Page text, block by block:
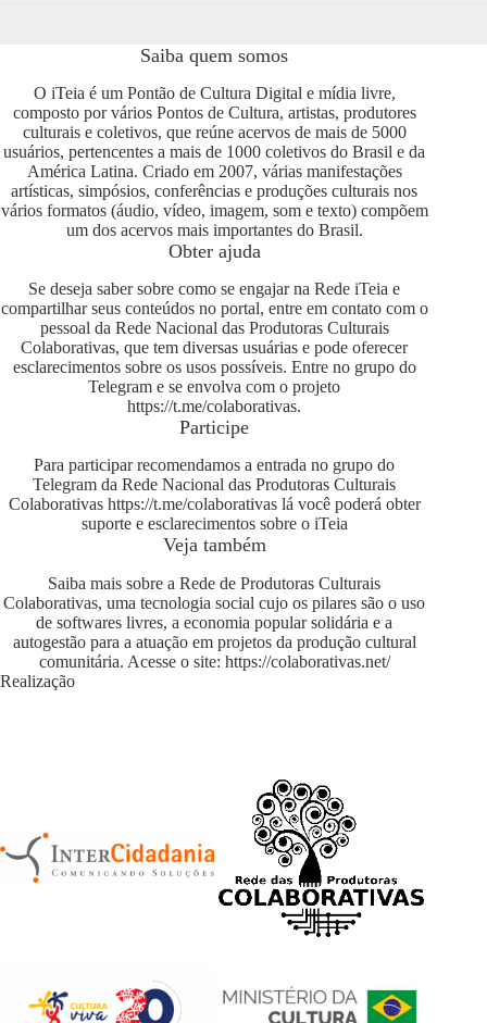
Saiba quem somos
O iTeia é um Pontão de Cultura Digital e mídia livre,
composto por vários Pontos de Cultura, artistas, produtores
culturais e coletivos, que reúne acervos de mais de 5000
usuários, pertencentes a mais de 1000 coletivos do Brasil e da
América Latina. Criado em 2007, várias manifestações
artísticas, simpósios, conferências e produções culturais nos
vários formatos (áudio, vídeo, imagem, som e texto) compõem
um dos acervos mais importantes do Brasil.
Obter ajuda
Se deseja saber sobre como se engajar na Rede iTeia e
compartilhar seus conteúdos no portal, entre em contato com o
pessoal da Rede Nacional das Produtoras Culturais
Colaborativas, que tem diversas usuárias e pode oferecer
esclarecimentos sobre os usos possíveis. Entre no grupo do
Telegram e se envolva com o projeto
https://t.me/colaborativas.
Participe
Para participar recomendamos a entrada no grupo do
Telegram da Rede Nacional das Produtoras Culturais
Colaborativas https://t.me/colaborativaslá você poderá obter
suporte e esclarecimentos sobre o iTeia
Veja também
Saiba mais sobre a Rede de Produtoras Culturais
Colaborativas, uma tecnologia social cujo os pilares são o uso
de softwares livres, a economia popular solidária e a
autogestão para a atuação em projetos da produção cultural
comunitária. Acesse o site: https://colaborativas.net/
Realização